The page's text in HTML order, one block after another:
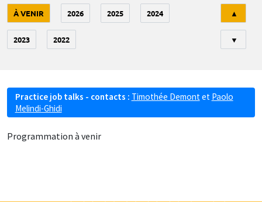
À VENIR 2026 2025 2024
2023 2022
▲
▼
Practice job talks - contacts : Timothée Demont et Paolo
Melindi-Ghidi
Programmation à venir